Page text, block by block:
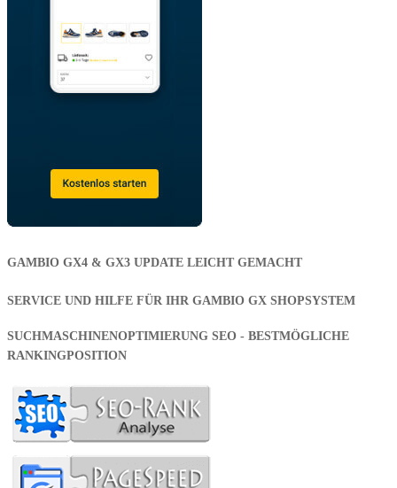
GAMBIO GX4 & GX3 UPDATE LEICHT GEMACHT
SERVICE UND HILFE FÜR IHR GAMBIO GX SHOPSYSTEM
SUCHMASCHINENOPTIMIERUNG SEO - BESTMÖGLICHE
RANKINGPOSITION